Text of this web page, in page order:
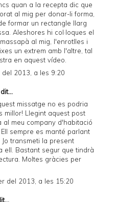
quan a la recepta dic que
al mig per donar-li forma,
formar un rectangle llarg
Aleshores hi col·loques el
al mig, l'enrotlles i
un extrem amb l'altre, tal
en aquest vídeo.
2013, a les 9:20
missatge no es podria
millor! Llegint aquest post
al meu company d'habitació
sempre es manté parlant
Jo transmeti la present
ell. Bastant segur que tindrà
Moltes gràcies per
del 2013, a les 15:20